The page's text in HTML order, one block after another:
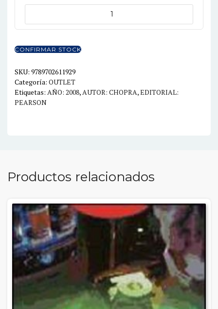
CADENA
SUMINISTRO
3ED.
cantidad
CONFIRMAR STOCK
SKU: 9789702611929
Categoría: OUTLET
Etiquetas: AÑO: 2008, AUTOR: CHOPRA,EDITORIAL:
PEARSON
Productos relacionados